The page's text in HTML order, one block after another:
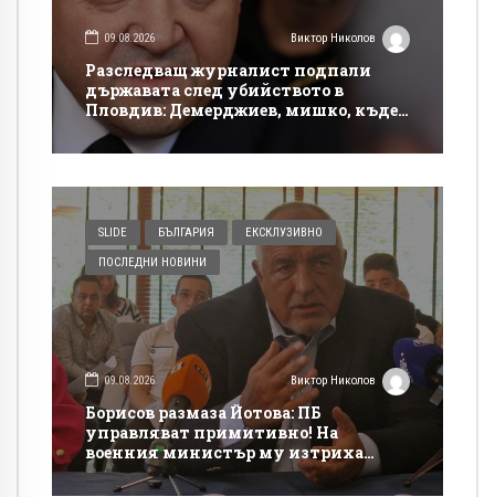
09.08.2026 Виктор Николов
Разследващ журналист подпали
държавата след убийството в
Пловдив: Демерджиев, мишко, къде
си!?
SLIDE БЪЛГАРИЯ ЕКСКЛУЗИВНО
ПОСЛЕДНИ НОВИНИ
09.08.2026 Виктор Николов
Борисов размаза Йотова: ПБ
управляват примитивно! На
военния министър му изтриха
„Кинтекс“ от тениската!